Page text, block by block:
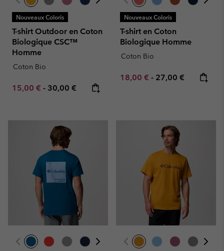
Nouveaux Coloris
T-shirt Outdoor en Coton
Biologique CSC™
Homme
Coton Bio
Minimum sale price:
15,00 € - Maximum price:
30,00 €
Nouveaux Coloris
T-shirt en Coton
Biologique Homme
Coton Bio
Minimum sale price:
18,00 € - Maximum price:
27,00 €